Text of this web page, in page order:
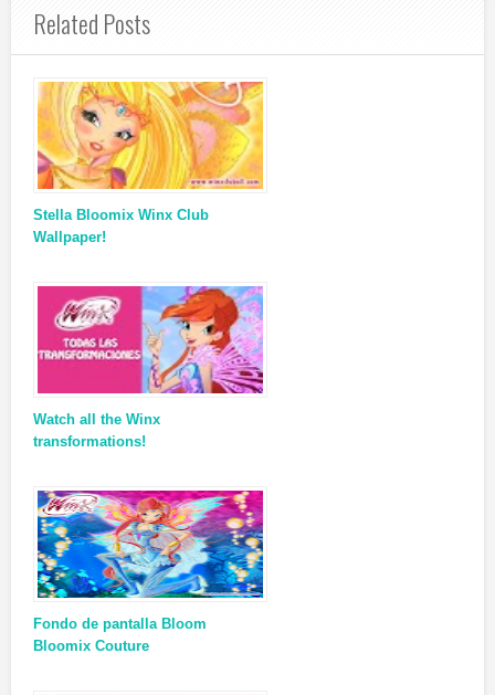
Related Posts
Stella Bloomix Winx Club
Wallpaper!
Watch all the Winx
transformations!
Fondo de pantalla Bloom
Bloomix Couture